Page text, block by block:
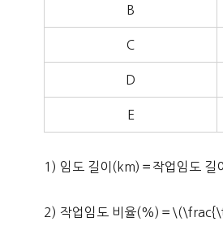
B
C
D
E
1) 임도 길이(km)＝작업임도 길
2) 작업임도 비율(%)＝